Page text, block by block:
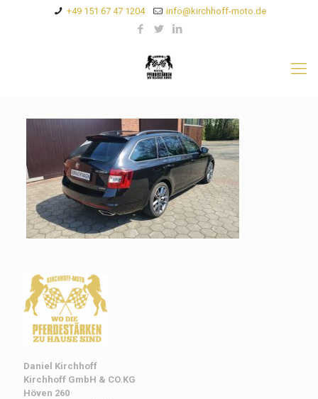
+49 151 67 47 1204 info@kirchhoff-moto.de
Daniel Kirchhoff
Kirchhoff GmbH & CO.KG
Höven 260